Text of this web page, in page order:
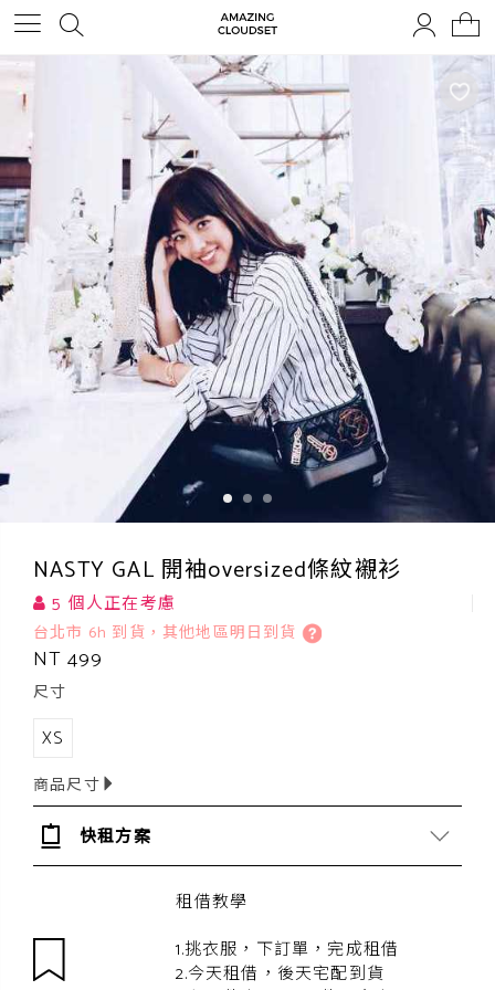
NASTY GAL 開袖oversized條紋襯衫
5 個人正在考慮
台北市 6h 到貨，其他地區明日到貨
NT 499
尺寸
XS
商品尺寸
快租方案
租借教學
1.挑衣服，下訂單，完成租借
2.今天租借，後天宅配到貨